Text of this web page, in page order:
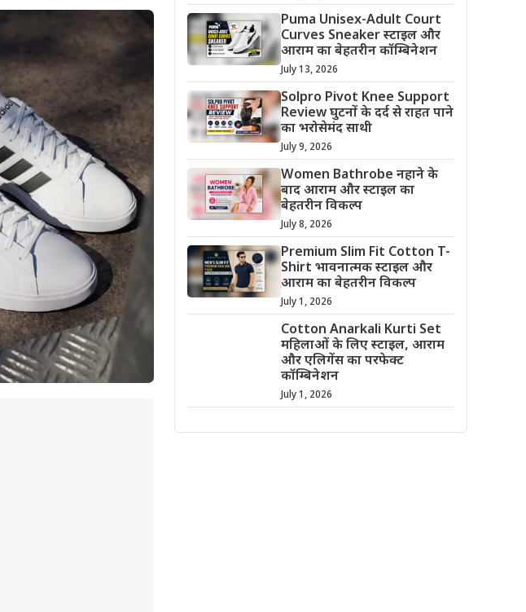
Puma Unisex-Adult Court
Curves Sneaker स्टाइल और
आराम का बेहतरीन कॉम्बिनेशन
July 13, 2026
Solpro Pivot Knee Support
Review घुटनों के दर्द से राहत पाने
का भरोसेमंद साथी
July 9, 2026
Women Bathrobe नहाने के
बाद आराम और स्टाइल का
बेहतरीन विकल्प
July 8, 2026
Premium Slim Fit Cotton T-
Shirt भावनात्मक स्टाइल और
आराम का बेहतरीन विकल्प
July 1, 2026
Cotton Anarkali Kurti Set
महिलाओं के लिए स्टाइल, आराम
और एलिगेंस का परफेक्ट
कॉम्बिनेशन
July 1, 2026